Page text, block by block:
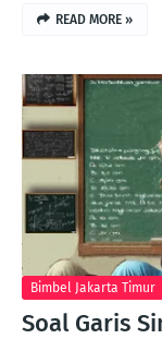
READ MORE »
Bimbel Jakarta Timur
Soal Garis